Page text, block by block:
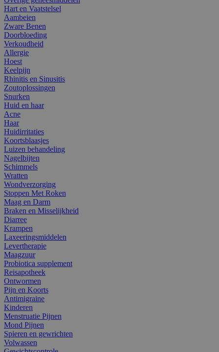
Hart en Vaatstelsel
Aambeien
Zware Benen
Doorbloeding
Verkoudheid
Allergie
Hoest
Keelpijn
Rhinitis en Sinusitis
Zoutoplossingen
Snurken
Huid en haar
Acne
Haar
Huidirritaties
Koortsblaasjes
Luizen behandeling
Nagelbijten
Schimmels
Wratten
Wondverzorging
Stoppen Met Roken
Maag en Darm
Braken en Misselijkheid
Diarree
Krampen
Laxeeringsmiddelen
Levertherapie
Maagzuur
Probiotica supplement
Reisapotheek
Ontwormen
Pijn en Koorts
Antimigraine
Kinderen
Menstruatie Pijnen
Mond Pijnen
Spieren en gewrichten
Volwassen